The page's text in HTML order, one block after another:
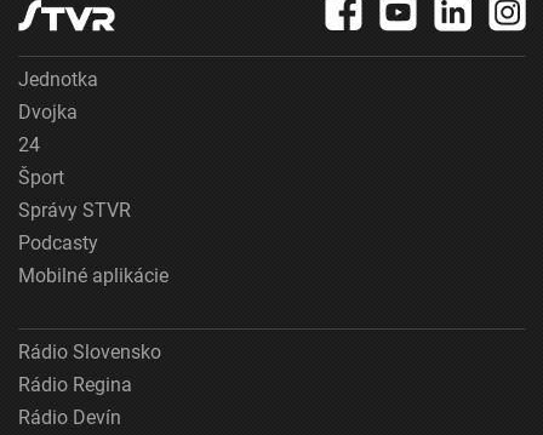
Jednotka
Dvojka
24
Šport
Správy STVR
Podcasty
Mobilné aplikácie
Rádio Slovensko
Rádio Regina
Rádio Devín